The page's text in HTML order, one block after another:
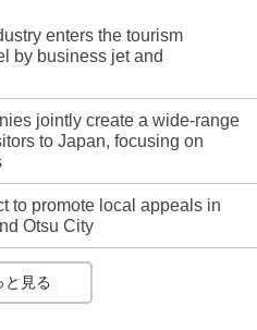
enters the tourism
by business jet and
jointly create a wide-range
to Japan, focusing on
to promote local appeals in
Otsu City
と見る